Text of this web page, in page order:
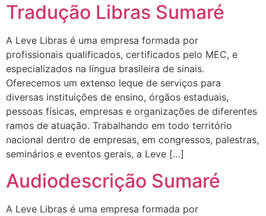
Tradução Libras Sumaré
A Leve Libras é uma empresa formada por
profissionais qualificados, certificados pelo MEC, e
especializados na língua brasileira de sinais.
Oferecemos um extenso leque de serviços para
diversas instituições de ensino, órgãos estaduais,
pessoas físicas, empresas e organizações de diferentes
ramos de atuação. Trabalhando em todo território
nacional dentro de empresas, em congressos, palestras,
seminários e eventos gerais, a Leve […]
Audiodescrição Sumaré
A Leve Libras é uma empresa formada por